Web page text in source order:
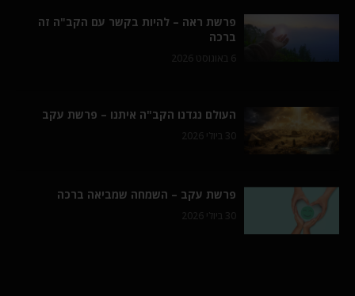
פרשת ראה – להיות בקשר עם הקב"ה זה
ברכה
6 באוגוסט 2026
העולם נגדנו הקב"ה איתנו – פרשת עקב
30 ביולי 2026
פרשת עקב – השמחה שמביאה ברכה
30 ביולי 2026